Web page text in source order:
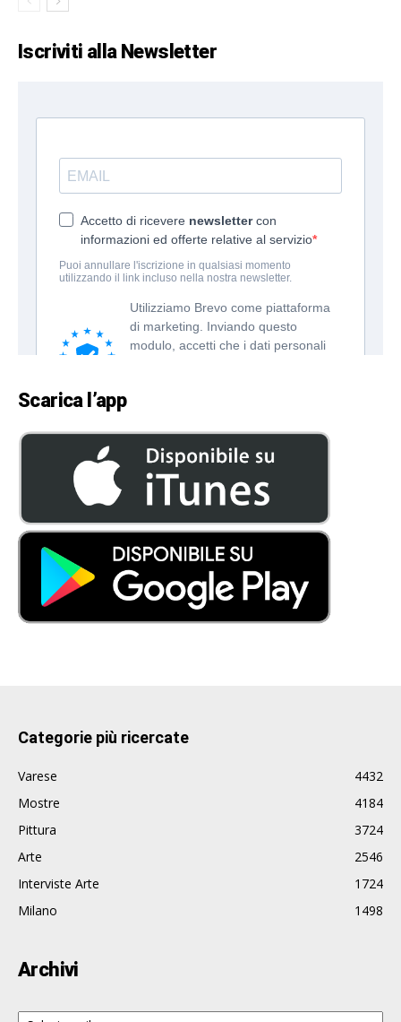
Iscriviti alla Newsletter
Scarica l’app
Categorie più ricercate
Varese
4432
Mostre
4184
Pittura
3724
Arte
2546
Interviste Arte
1724
Milano
1498
Archivi
Archivi